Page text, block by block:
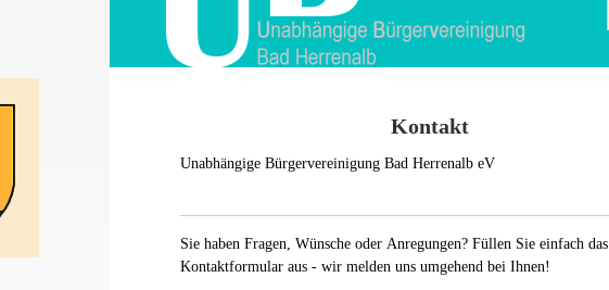
Kontakt
Unabhängige Bürgervereinigung Bad Herrenalb eV
Sie haben Fragen, Wünsche oder Anregungen? Füllen Sie einfach das
Kontaktformular aus - wir melden uns umgehend bei Ihnen!